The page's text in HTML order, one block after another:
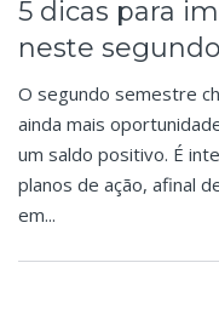
5 dicas para
neste
O segundo semestre
ainda mais
um saldo positivo. É
planos de ação, afinal
em...